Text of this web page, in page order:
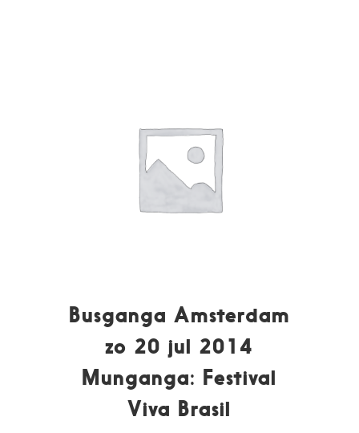
Busganga Amsterdam
zo 20 jul 2014
Munganga: Festival
Viva Brasil